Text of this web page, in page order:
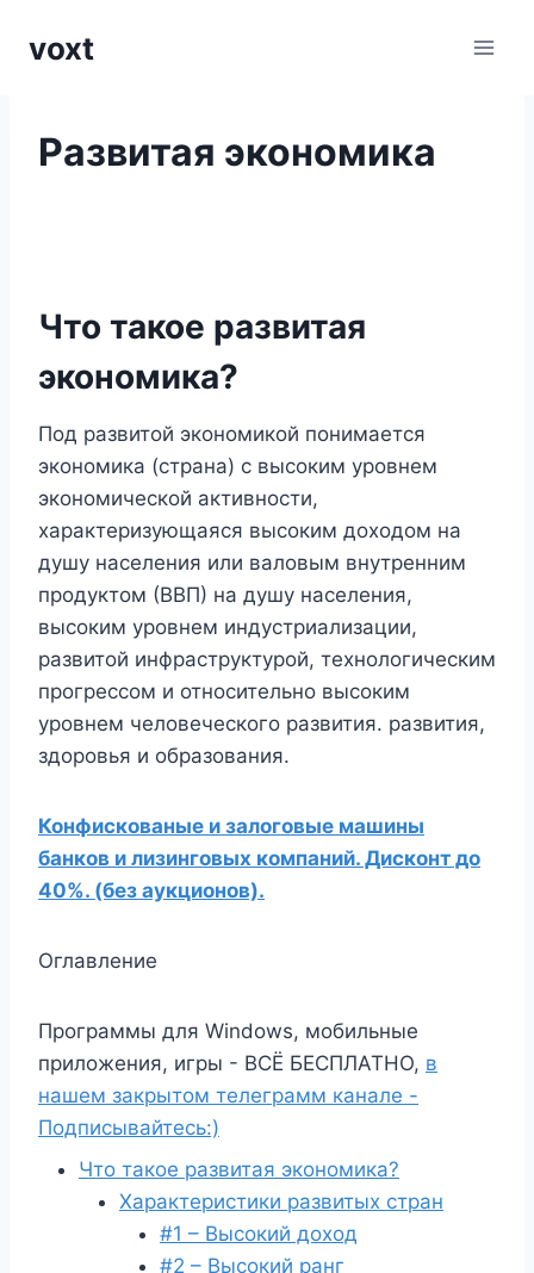
voxt
Развитая экономика
Что такое развитая
экономика?
Под развитой экономикой понимается
экономика (страна) с высоким уровнем
экономической активности,
характеризующаяся высоким доходом на
душу населения или валовым внутренним
продуктом (ВВП) на душу населения,
высоким уровнем индустриализации,
развитой инфраструктурой, технологическим
прогрессом и относительно высоким
уровнем человеческого развития. развития,
здоровья и образования.
Конфискованые и залоговые машины
банков и лизинговых компаний. Дисконт до
40%. (без аукционов).
Оглавление
Программы для Windows, мобильные
приложения, игры - ВСЁ БЕСПЛАТНО, в
нашем закрытом телеграмм канале -
Подписывайтесь:)
Что такое развитая экономика?
Характеристики развитых стран
#1 – Высокий доход
#2 – Высокий ранг